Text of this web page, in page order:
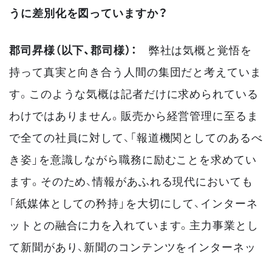
うに差別化を図っていますか？
郡司昇様（以下、郡司様）：
弊社は気概と覚悟を
持って真実と向き合う人間の集団だと考えていま
す。このような気概は記者だけに求められている
わけではありません。販売から経営管理に至るま
で全ての社員に対して、「報道機関としてのあるべ
き姿」を意識しながら職務に励むことを求めてい
ます。そのため、情報があふれる現代においても
「紙媒体としての矜持」を大切にして、インターネ
ットとの融合に力を入れています。主力事業とし
て新聞があり、新聞のコンテンツをインターネッ